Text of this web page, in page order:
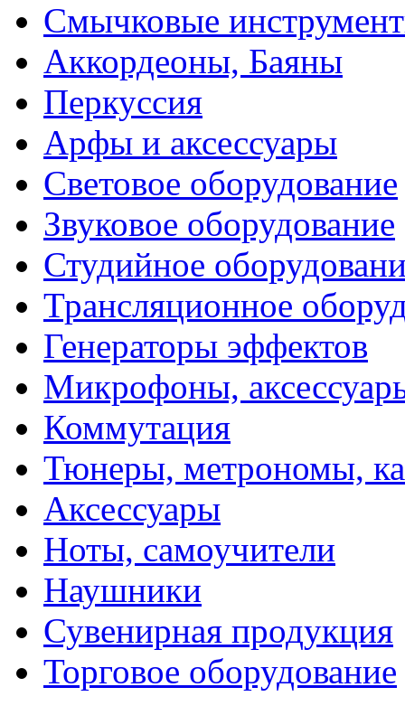
Смычковые
Аккордеоны, Баяны
Перкуссия
Арфы и аксессуары
Световое оборудование
Звуковое оборудование
Студийное
Трансляционное
Генераторы эффектов
Микрофоны,
Коммутация
Тюнеры, метрономы,
Аксессуары
Ноты, самоучители
Наушники
Сувенирная продукция
Торговое оборудование